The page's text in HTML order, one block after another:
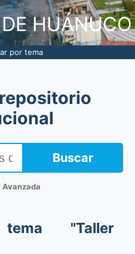
HUÁNUCO
por tema
Buscar
Avanzada
"Taller